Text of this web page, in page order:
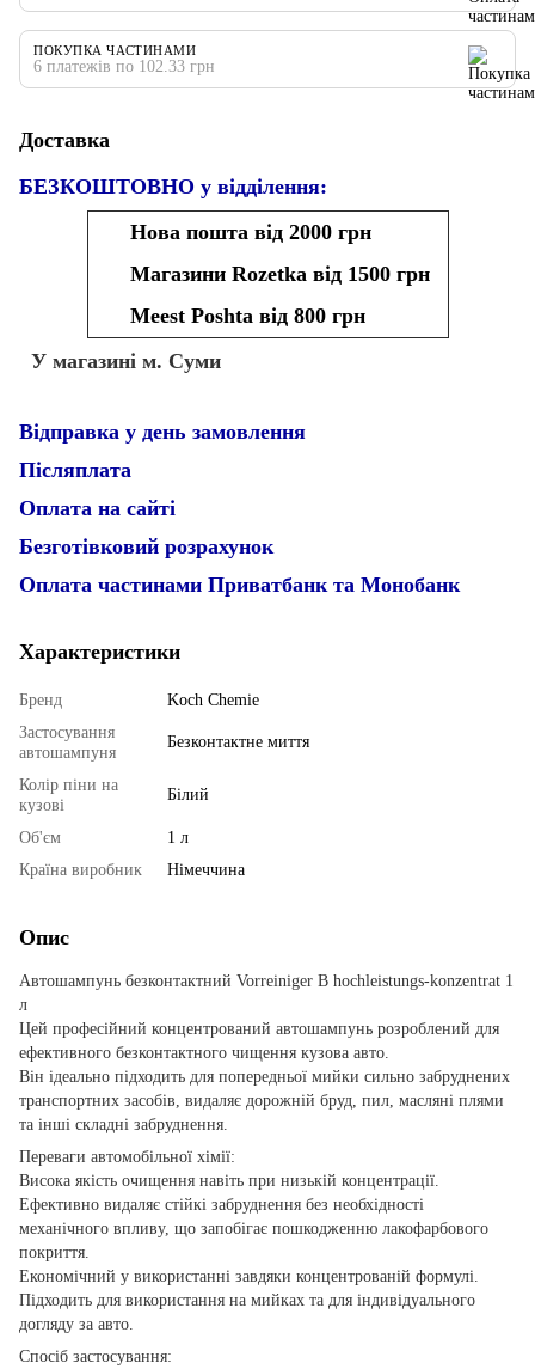
ПОКУПКА ЧАСТИНАМИ
6 платежів по 102.33 грн
Доставка
БЕЗКОШТОВНО у відділення:
Нова пошта від 2000 грн
Магазини Rozetka від 1500 грн
Meest Poshta від 800 грн
У магазині м. Суми
Відправка у день замовлення
Післяплата
Оплата на сайті
Безготівковий розрахунок
Оплата частинами Приватбанк та Монобанк
Характеристики
Бренд
Koch Chemie
Застосування
автошампуня
Безконтактне миття
Колір піни на
кузові
Білий
Об'єм
1 л
Країна виробник
Німеччина
Опис
Автошампунь безконтактний Vorreiniger В hochleistungs-konzentrat 1
л
Цей професійний концентрований автошампунь розроблений для
ефективного безконтактного чищення кузова авто.
Він ідеально підходить для попередньої мийки сильно забруднених
транспортних засобів, видаляє дорожній бруд, пил, масляні плями
та інші складні забруднення.
Переваги автомобільної хімії:
Висока якість очищення навіть при низькій концентрації.
Ефективно видаляє стійкі забруднення без необхідності
механічного впливу, що запобігає пошкодженню лакофарбового
покриття.
Економічний у використанні завдяки концентрованій формулі.
Підходить для використання на мийках та для індивідуального
догляду за авто.
Спосіб застосування: